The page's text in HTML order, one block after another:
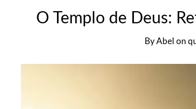
O Templo de Deus:
ByAbel on